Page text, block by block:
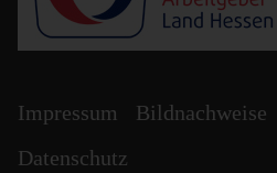
Impressum Bildnachweise
Datenschutz